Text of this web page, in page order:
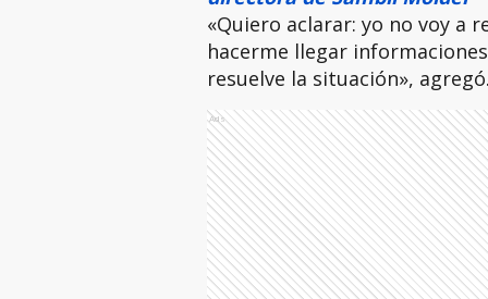
«Quiero aclarar: yo no voy a
hacerme llegar
resuelve la situación»,
Ads